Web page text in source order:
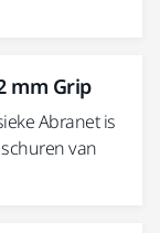
mm Grip
Abranet is
van